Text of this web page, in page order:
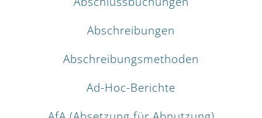
Abschreibungen
Abschreibungsmethoden
Ad-Hoc-Berichte